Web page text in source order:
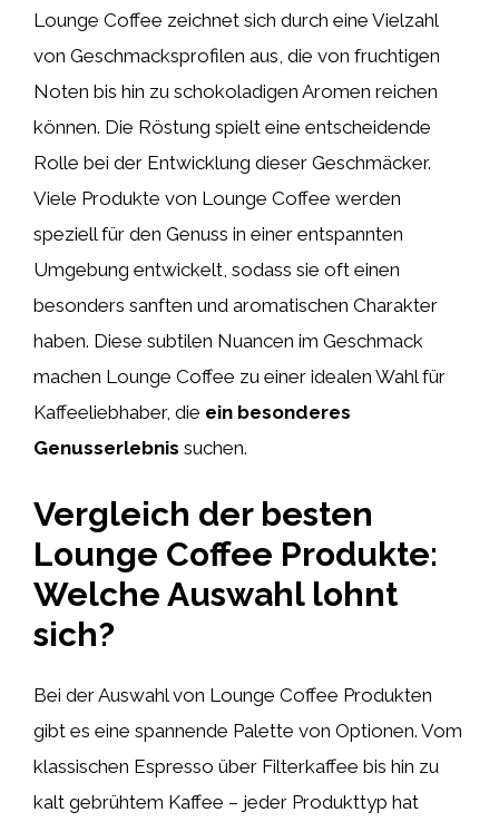
Lounge Coffee zeichnet sich durch eine Vielzahl
von Geschmacksprofilen aus, die von fruchtigen
Noten bis hin zu schokoladigen Aromen reichen
können. Die Röstung spielt eine entscheidende
Rolle bei der Entwicklung dieser Geschmäcker.
Viele Produkte von Lounge Coffee werden
speziell für den Genuss in einer entspannten
Umgebung entwickelt, sodass sie oft einen
besonders sanften und aromatischen Charakter
haben. Diese subtilen Nuancen im Geschmack
machen Lounge Coffee zu einer idealen Wahl für
Kaffeeliebhaber, die ein besonderes
Genusserlebnis suchen.
Vergleich der besten
Lounge Coffee Produkte:
Welche Auswahl lohnt
sich?
Bei der Auswahl von Lounge Coffee Produkten
gibt es eine spannende Palette von Optionen. Vom
klassischen Espresso über Filterkaffee bis hin zu
kalt gebrühtem Kaffee – jeder Produkttyp hat